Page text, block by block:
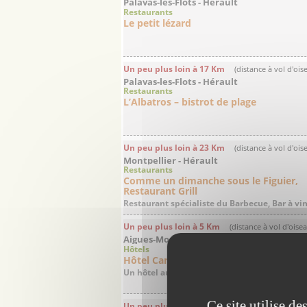
Restaurants
Le petit lézard
Un peu plus loin à 17 Km (distance à vol
Palavas-les-Flots - Hérault
Restaurants
L’Albatros – bistrot de plage
Un peu plus loin à 23 Km (distance à vol
Montpellier - Hérault
Restaurants
Comme un dimanche sous le Figuier,
Restaurant Grill
Restaurant spécialiste du Barbecue, Bar à
Un peu plus loin à 5 Km (distance à vol
Aigues-Mortes - Gard
Hôtels
Hôtel Canal
Un hôtel au design contemporain, élégant et ...